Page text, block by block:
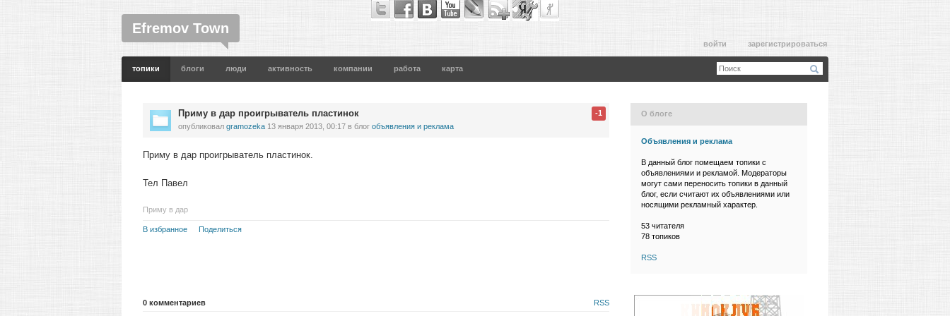
Efremov Town
войти зарегистрироваться
топики блоги люди активность компании работа карта
Приму в дар проигрыватель пластинок
опубликовал gramozeka 13 января 2013, 00:17 в блог объявления и реклама
-1
Приму в дар проигрыватель пластинок.
Тел Павел
Приму в дар
В избранное Поделиться
0 комментариев RSS
О блоге
Объявления и реклама
В данный блог помещаем топики с
объявлениями и рекламой. Модераторы
могут сами переносить топики в данный
блог, если считают их объявлениями или
носящими рекламный характер.
53 читателя
78 топиков
RSS